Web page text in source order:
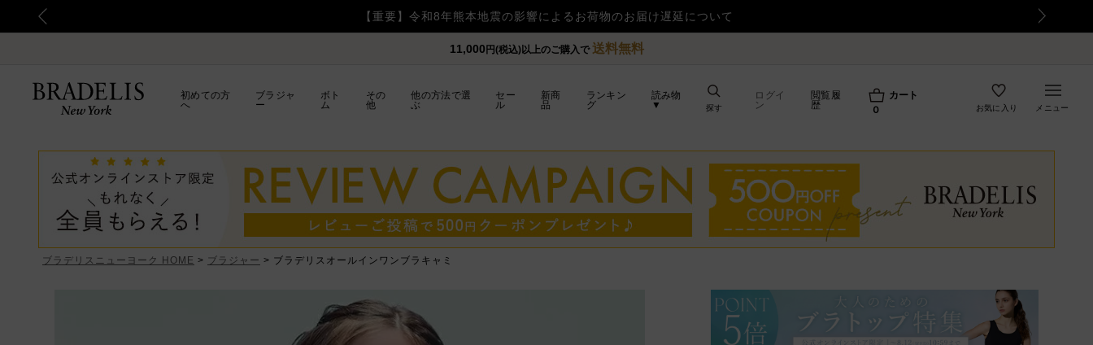
【重要】日本郵便の障害による配送への影響についてのお詫び
11,000 円(税込)以上のご購入で送料無料
初めての方
へ
ブラジャ
ー
ボト
ム
その
他
他の方法で選
ぶ
セー
ル
新商
品
ランキン
グ
読み物
▼
ログイ
ン
閲覧履
歴
カート
0
探す お気に入り メニュー
ブラデリスニューヨーク HOME ブラジャー ブラデリスオールインワンブラキャミ